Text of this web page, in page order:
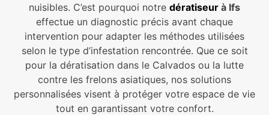
nuisibles. C’est pourquoi notre dératiseur à Ifs
effectue un diagnostic précis avant chaque
intervention pour adapter les méthodes utilisées
selon le type d’infestation rencontrée. Que ce soit
pour la dératisation dans le Calvados ou la lutte
contre les frelons asiatiques, nos solutions
personnalisées visent à protéger votre espace de vie
tout en garantissant votre confort.